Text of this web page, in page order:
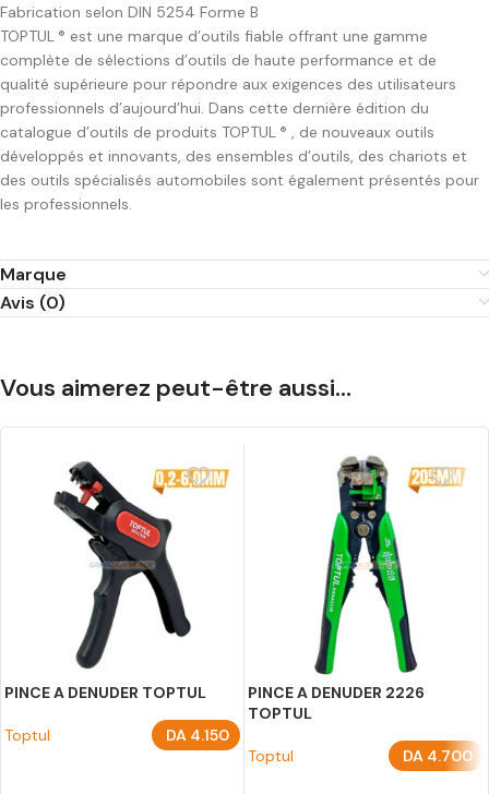
Fabrication selon DIN 5254 Forme B
TOPTUL ® est une marque d’outils fiable offrant une gamme
complète de sélections d’outils de haute performance et de
qualité supérieure pour répondre aux exigences des utilisateurs
professionnels d’aujourd’hui. Dans cette dernière édition du
catalogue d’outils de produits TOPTUL ® , de nouveaux outils
développés et innovants, des ensembles d’outils, des chariots et
des outils spécialisés automobiles sont également présentés pour
les professionnels.
Marque
Avis (0)
Vous aimerez peut-être aussi…
PINCE A DENUDER TOPTUL
Toptul DA 4.150
PINCE A DENUDER 2226
TOPTUL
Toptul DA 4.700